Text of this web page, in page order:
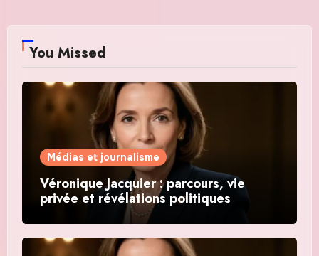
You Missed
Médias et journalisme
Véronique Jacquier : parcours, vie
privée et révélations politiques